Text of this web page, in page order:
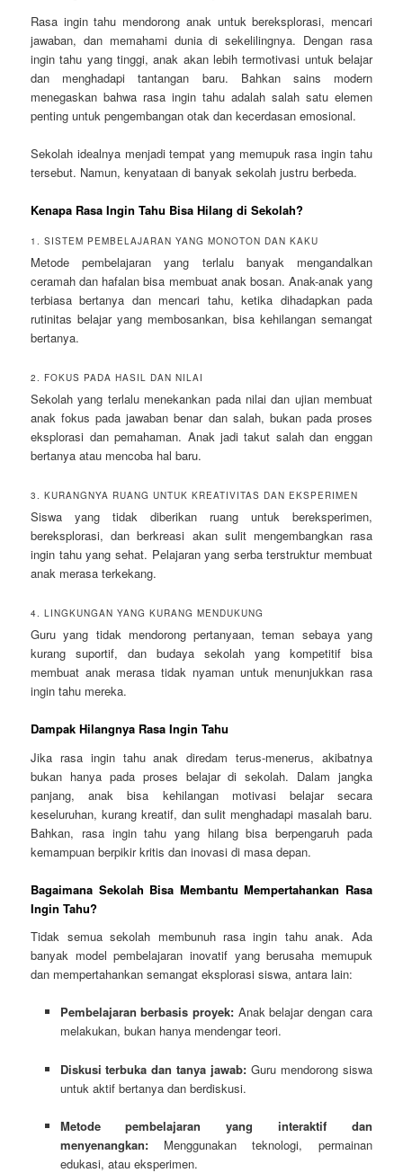
Rasa ingin tahu mendorong anak untuk bereksplorasi, mencari
jawaban, dan memahami dunia di sekelilingnya. Dengan rasa
ingin tahu yang tinggi, anak akan lebih termotivasi untuk belajar
dan menghadapi tantangan baru. Bahkan sains modern
menegaskan bahwa rasa ingin tahu adalah salah satu elemen
penting untuk pengembangan otak dan kecerdasan emosional.
Sekolah idealnya menjadi tempat yang memupuk rasa ingin tahu
tersebut. Namun, kenyataan di banyak sekolah justru berbeda.
Kenapa Rasa Ingin Tahu Bisa Hilang di Sekolah?
1. SISTEM PEMBELAJARAN YANG MONOTON DAN KAKU
Metode pembelajaran yang terlalu banyak mengandalkan
ceramah dan hafalan bisa membuat anak bosan. Anak-anak yang
terbiasa bertanya dan mencari tahu, ketika dihadapkan pada
rutinitas belajar yang membosankan, bisa kehilangan semangat
bertanya.
2. FOKUS PADA HASIL DAN NILAI
Sekolah yang terlalu menekankan pada nilai dan ujian membuat
anak fokus pada jawaban benar dan salah, bukan pada proses
eksplorasi dan pemahaman. Anak jadi takut salah dan enggan
bertanya atau mencoba hal baru.
3. KURANGNYA RUANG UNTUK KREATIVITAS DAN EKSPERIMEN
Siswa yang tidak diberikan ruang untuk bereksperimen,
bereksplorasi, dan berkreasi akan sulit mengembangkan rasa
ingin tahu yang sehat. Pelajaran yang serba terstruktur membuat
anak merasa terkekang.
4. LINGKUNGAN YANG KURANG MENDUKUNG
Guru yang tidak mendorong pertanyaan, teman sebaya yang
kurang suportif, dan budaya sekolah yang kompetitif bisa
membuat anak merasa tidak nyaman untuk menunjukkan rasa
ingin tahu mereka.
Dampak Hilangnya Rasa Ingin Tahu
Jika rasa ingin tahu anak diredam terus-menerus, akibatnya
bukan hanya pada proses belajar di sekolah. Dalam jangka
panjang, anak bisa kehilangan motivasi belajar secara
keseluruhan, kurang kreatif, dan sulit menghadapi masalah baru.
Bahkan, rasa ingin tahu yang hilang bisa berpengaruh pada
kemampuan berpikir kritis dan inovasi di masa depan.
Bagaimana Sekolah Bisa Membantu Mempertahankan Rasa
Ingin Tahu?
Tidak semua sekolah membunuh rasa ingin tahu anak. Ada
banyak model pembelajaran inovatif yang berusaha memupuk
dan mempertahankan semangat eksplorasi siswa, antara lain:
Pembelajaran berbasis proyek: Anak belajar dengan cara
melakukan, bukan hanya mendengar teori.
Diskusi terbuka dan tanya jawab: Guru mendorong siswa
untuk aktif bertanya dan berdiskusi.
Metode pembelajaran yang interaktif dan
menyenangkan:Menggunakan teknologi, permainan
edukasi, atau eksperimen.